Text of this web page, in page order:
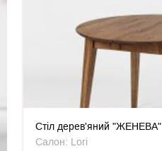
Стіл дерев'яний "ЖЕНЕВА"
Салон: Lori